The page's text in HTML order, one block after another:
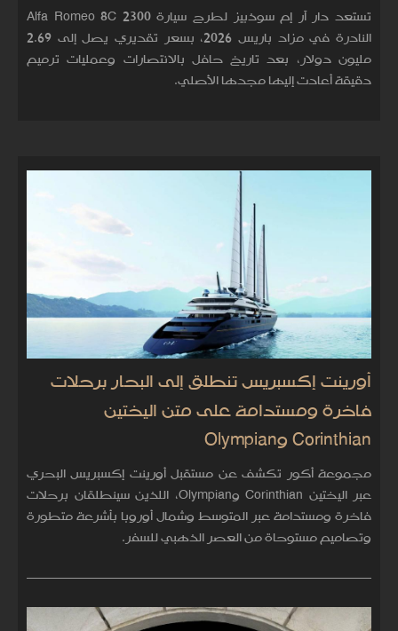
تستعد دار آر إم سوذبيز لطرح سيارة Alfa Romeo 8C 2300
النادرة في مزاد باريس 2026، بسعر تقديري يصل إلى 2.69
مليون دولار، بعد تاريخ حافل بالانتصارات وعمليات ترميم
دقيقة أعادت إليها مجدها الأصلي.
أورينت إكسبريس تنطلق إلى البحار برحلات
فاخرة ومستدامة على متن اليختين
Corinthian وOlympian
مجموعة أكور تكشف عن مستقبل أورينت إكسبريس البحري
عبر اليختين Corinthian وOlympian، اللذين سينطلقان برحلات
فاخرة ومستدامة عبر المتوسط وشمال أوروبا بأشرعة متطورة
وتصاميم مستوحاة من العصر الذهبي للسفر.